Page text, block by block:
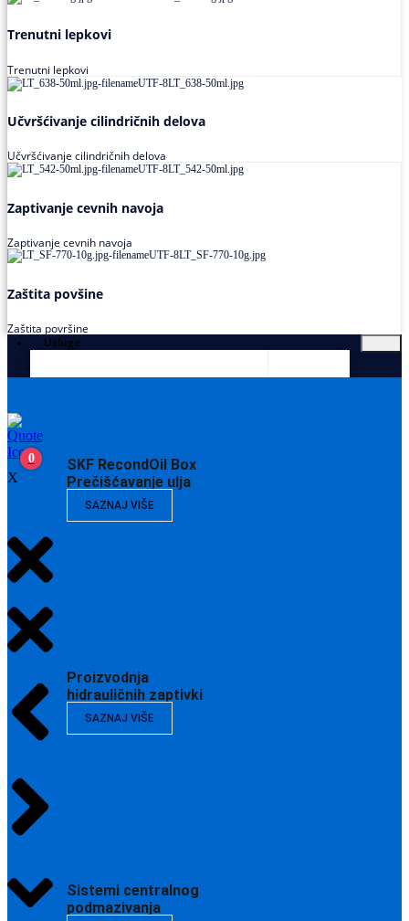
Trenutni lepkovi
Trenutni lepkovi
Učvršćivanje cilindričnih delova
Učvršćivanje cilindričnih delova
Zaptivanje cevnih navoja
Zaptivanje cevnih navoja
Zaštita povšine
Zaštita površine
Usluge
SKF RecondOil Box
Prečišćavanje ulja
SAZNAJ VIŠE
Proizvodnja
hidrauličnih zaptivki
SAZNAJ VIŠE
Sistemi centralnog
podmazivanja
0
X